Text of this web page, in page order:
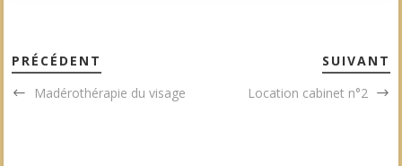
PRÉCÉDENT
Madérothérapie du visage
SUIVANT
Location cabinet n°2